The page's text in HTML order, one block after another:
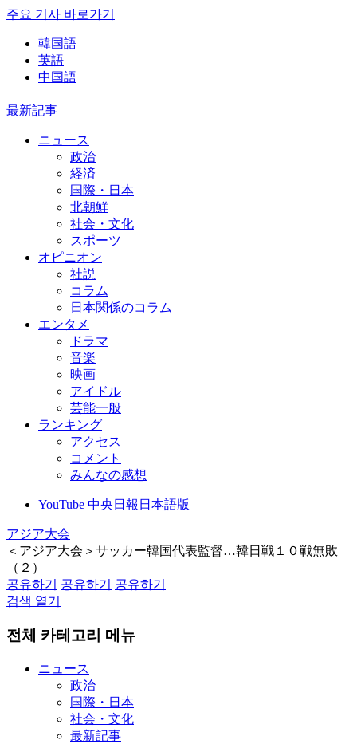
주요 기사 바로가기
韓国語
英語
中国語
最新記事
ニュース
政治
経済
国際・日本
北朝鮮
社会・文化
スポーツ
オピニオン
社説
コラム
日本関係のコラム
エンタメ
ドラマ
音楽
映画
アイドル
芸能一般
ランキング
アクセス
コメント
みんなの感想
YouTube 中央日報日本語版
アジア大会
＜アジア大会＞サッカー韓国代表監督…韓日戦１０戦無敗
（２）
공유하기
공유하기
공유하기
검색 열기
전체 카테고리 메뉴
ニュース
政治
国際・日本
社会・文化
最新記事